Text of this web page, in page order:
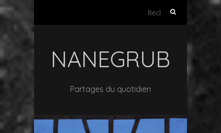
Rechercher :
NANEGRUB
Partages du quotidien